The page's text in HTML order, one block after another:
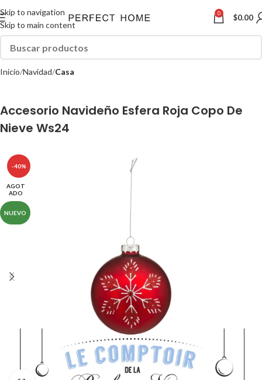
Skip to navigation
Skip to main content
0 $0.00
Inicio Navidad Casa
Accesorio Navideño Esfera Roja Copo De
Nieve Ws24
-40%
AGOT
ADO
NUEVO